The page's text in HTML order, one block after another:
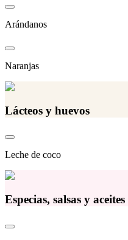
Arándanos
Naranjas
Lácteos y huevos
Leche de coco
Especias, salsas y aceites